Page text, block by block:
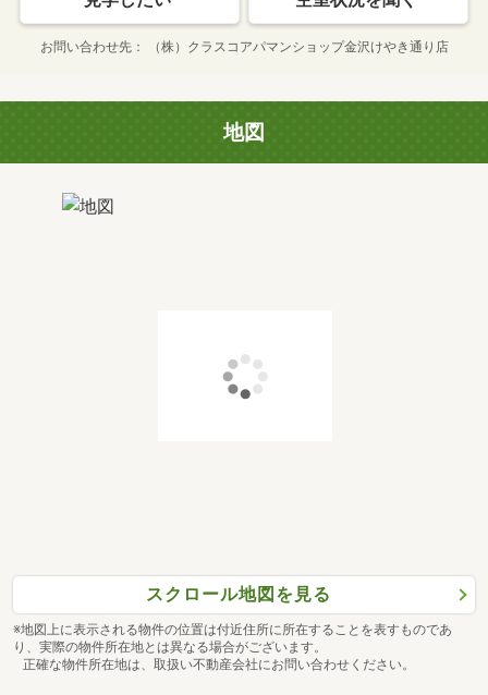
お問い合わせ先 （株）クラスコアパマンショップ金沢けやき通り店
地図
スクロール地図を見る
※地図上に表示される物件の位置は付近住所に所在することを表すものであ
り、実際の物件所在地とは異なる場合がございます。
正確な物件所在地は、取扱い不動産会社にお問い合わせください。